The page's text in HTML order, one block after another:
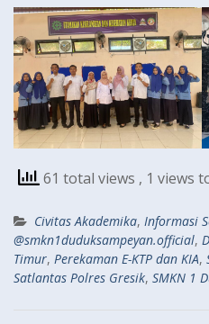
61 total views , 1 views
Civitas Akademika, Informasi
@smkn1duduksampeyan.official,
Timur, Perekaman E-KTP dan KIA,
Satlantas Polres Gresik, SMKN 1